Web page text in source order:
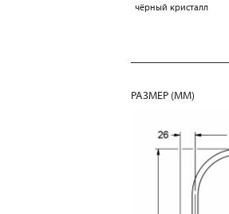
чёрный кристалл
РАЗМЕР (MM)